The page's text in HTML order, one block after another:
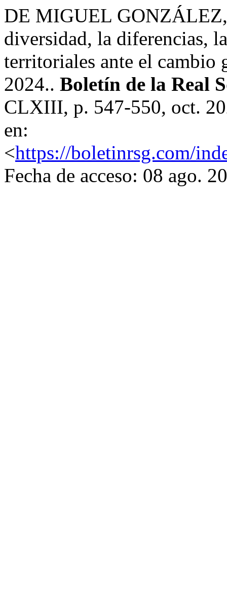
DE MIGUEL
diversidad, la diferencias,
territoriales ante el
2024.. Boletín de la Real
CLXIII, p. 547-550, oct.
en:
<https://boletinrsg.com/
Fecha de acceso: 08 ago.